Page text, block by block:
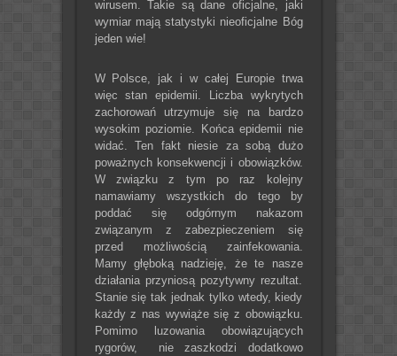
wirusem. Takie są dane oficjalne, jaki
wymiar mają statystyki nieoficjalne Bóg
jeden wie!
W Polsce, jak i w całej Europie trwa
więc stan epidemii. Liczba wykrytych
zachorowań utrzymuje się na bardzo
wysokim poziomie. Końca epidemii nie
widać. Ten fakt niesie za sobą dużo
poważnych konsekwencji i obowiązków.
W związku z tym po raz kolejny
namawiamy wszystkich do tego by
poddać się odgórnym nakazom
związanym z zabezpieczeniem się
przed możliwością zainfekowania.
Mamy głęboką nadzieję, że te nasze
działania przyniosą pozytywny rezultat.
Stanie się tak jednak tylko wtedy, kiedy
każdy z nas wywiąże się z obowiązku.
Pomimo luzowania obowiązujących
rygorów, nie zaszkodzi dodatkowo